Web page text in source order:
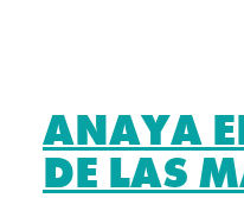
ANAYA
DE LAS